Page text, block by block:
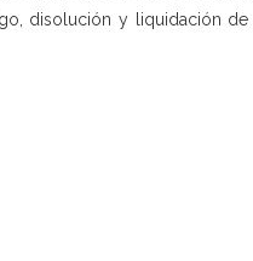
disolución y liquidación de